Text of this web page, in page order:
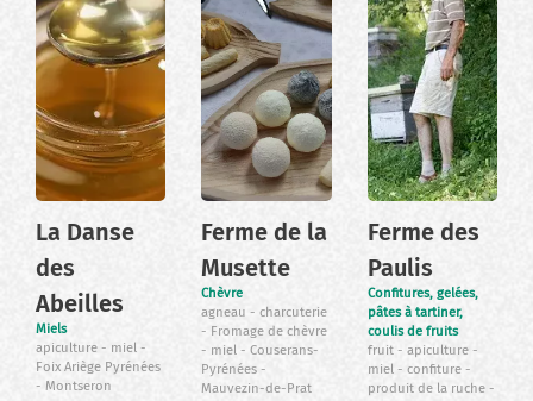
La Danse
des
Abeilles
Miels
apiculture
miel
Foix Ariège Pyrénées
Montseron
Ferme de la
Musette
Chèvre
agneau
charcuterie
Fromage de chèvre
miel
Couserans-
Pyrénées
Mauvezin-de-Prat
Ferme des
Paulis
Confitures, gelées,
pâtes à tartiner,
coulis de fruits
fruit
apiculture
miel
confiture
produit de la ruche